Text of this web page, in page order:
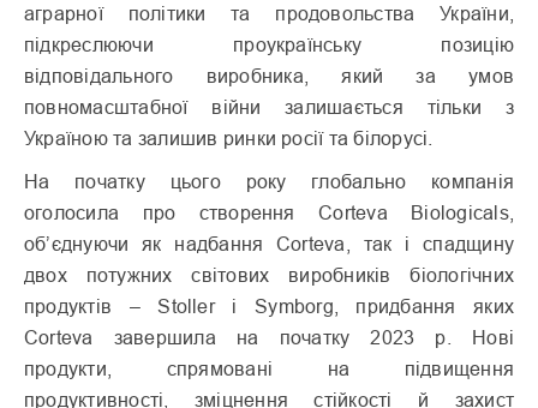
аграрної політики та продовольства України,
підкреслюючи проукраїнську позицію
відповідального виробника, який за умов
повномасштабної війни залишається тільки з
Україною та залишив ринки росії та білорусі.
На початку цього року глобально компанія
оголосила про створення Corteva Biologicals,
об’єднуючи як надбання Corteva, так і спадщину
двох потужних світових виробників біологічних
продуктів – Stoller і Symborg, придбання яких
Corteva завершила на початку 2023 р. Нові
продукти, спрямовані на підвищення
продуктивності, зміцнення стійкості й захист